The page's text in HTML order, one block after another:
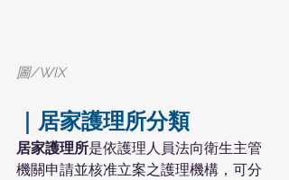
圖/WIX
｜居家護理所分類
居家護理所是依護理人員法向衛生主管
機關申請並核准立案之護理機構，可分